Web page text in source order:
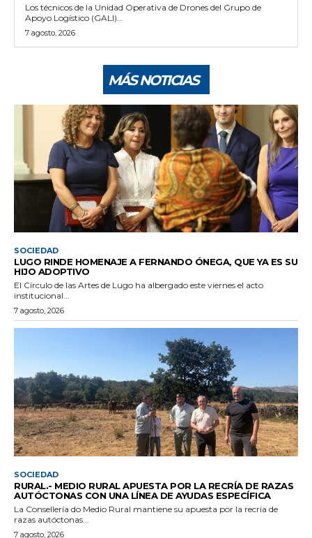
Los técnicos de la Unidad Operativa de Drones del Grupo de
Apoyo Logístico (GALI)...
7 agosto, 2026
MÁS NOTICIAS
SOCIEDAD
LUGO RINDE HOMENAJE A FERNANDO ÓNEGA, QUE YA ES SU
HIJO ADOPTIVO
El Círculo de las Artes de Lugo ha albergado este viernes el acto
institucional...
7 agosto, 2026
SOCIEDAD
RURAL.- MEDIO RURAL APUESTA POR LA RECRÍA DE RAZAS
AUTÓCTONAS CON UNA LÍNEA DE AYUDAS ESPECÍFICA
La Consellería do Medio Rural mantiene su apuesta por la recría de
razas autóctonas...
7 agosto, 2026